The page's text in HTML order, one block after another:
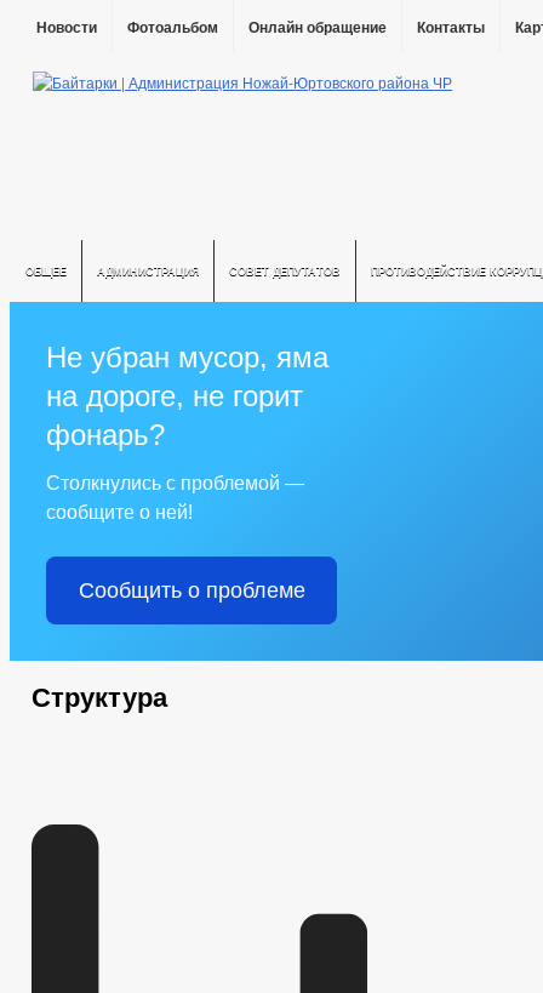
Новости Фотоальбом Онлайн обращение Контакты
ОБЩЕЕ АДМИНИСТРАЦИЯ СОВЕТ ДЕПУТАТОВ ПРОТИВОДЕЙСТВИЕ
Не убран мусор, яма
на дороге, не горит
фонарь?
Столкнулись с проблемой —
сообщите о ней!
Сообщить о проблеме
Структура